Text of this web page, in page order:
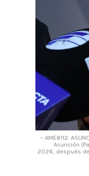
-- AME8112.
Asunción
2026, después